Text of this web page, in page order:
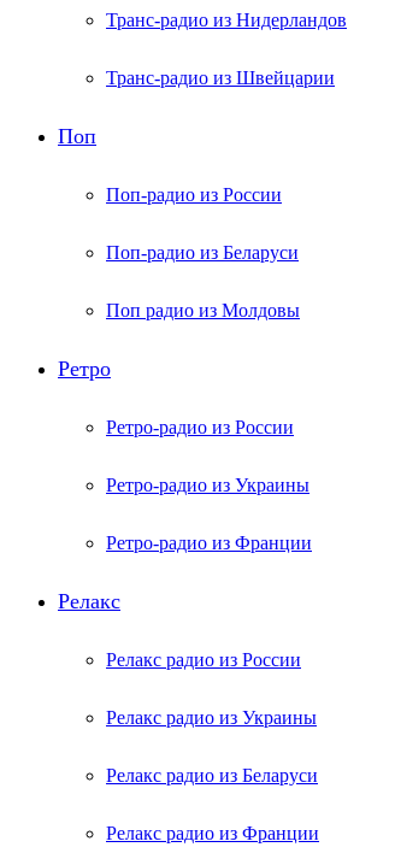
Транс-радио из Нидерландов
Транс-радио из Швейцарии
Поп
Поп-радио из России
Поп-радио из Беларуси
Поп радио из Молдовы
Ретро
Ретро-радио из России
Ретро-радио из Украины
Ретро-радио из Франции
Релакс
Релакс радио из России
Релакс радио из Украины
Релакс радио из Беларуси
Релакс радио из Франции